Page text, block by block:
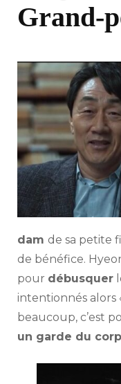
Grand-
dam de sa petite
de bénéfice.
pour débusquer
intentionnés alors
beaucoup, c’est
un garde du